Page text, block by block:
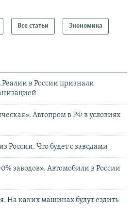
Все статьи Экономика
в России признали
Автопром в РФ в условиях
России. Что будет с заводами
заводов». Автомобили в России
На каких машинах будут ездить